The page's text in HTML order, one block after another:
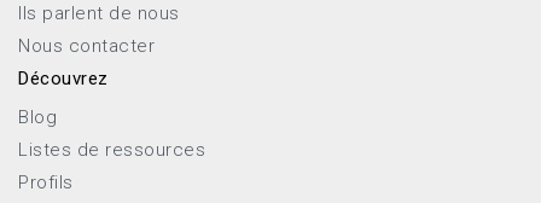
Ils parlent de nous
Nous contacter
Découvrez
Blog
Listes de ressources
Profils